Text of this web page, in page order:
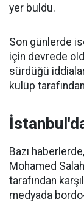
yer buldu.
Son günlerde
için devrede
sürdüğü
kulüp
Bazı
Mohamed
tarafından
medyada